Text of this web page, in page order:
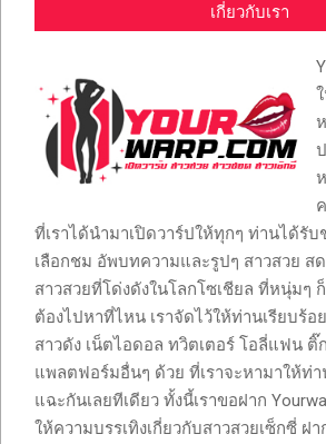
เกี่ยวกับเรา
ที่เราได้นำมาเปิดวาร์ปให้ทุกๆ ท่านได้รั
เลือกชม อัพบทความและรูปๆ สาวสวย ส
สาวสวยที่โด่งดังในโลกโซเชียล ที่หนุ่มๆ
ต้องไปหาที่ไหน เราจัดไว้ให้ท่านเรียบร้อ
สาวดัง เน็ตไอดอล ทวิตเตอร์ โอลี่แฟน ติ๊
แพลตฟอร์มอื่นๆ ด้วย ที่เราจะหามาให้ท่
แฉะกันเลยทีเดียว ทั้งนี้เราขอฝาก
ให้ความบรรเทิงเกี่ยวกับสาวสวยเซ็กซี่ ฝ